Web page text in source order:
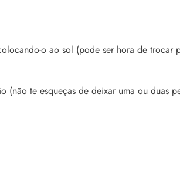
o ao sol (pode ser hora de trocar
te esqueças de deixar uma ou duas